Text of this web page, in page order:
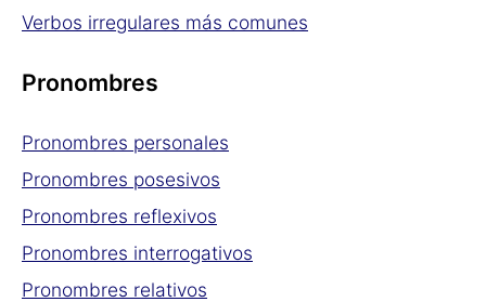
Verbos irregulares más comunes
Pronombres
Pronombres personales
Pronombres posesivos
Pronombres reflexivos
Pronombres interrogativos
Pronombres relativos